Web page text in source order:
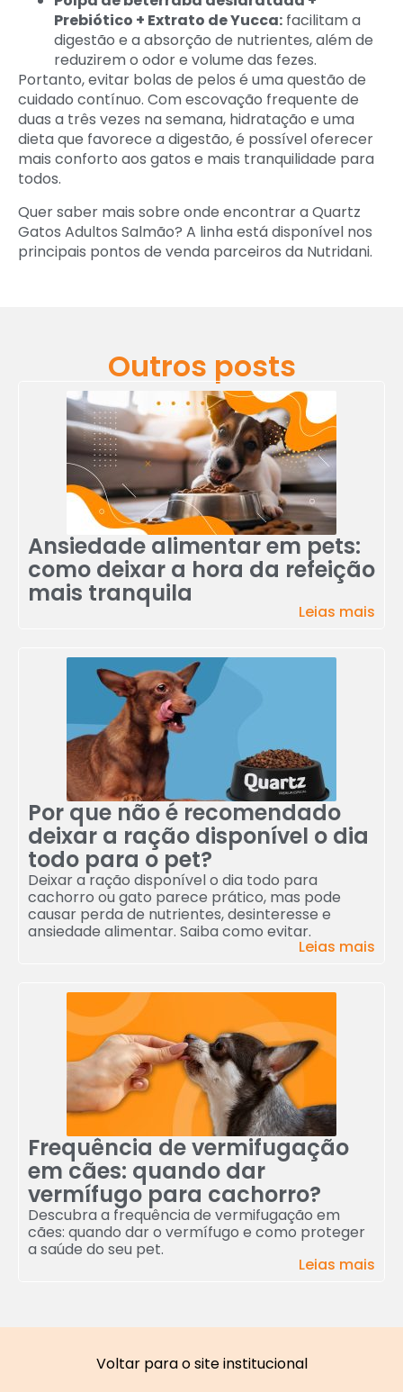
Prebiótico + Extrato de Yucca: facilitam a
digestão e a absorção de nutrientes, além de
reduzirem o odor e volume das fezes.
Portanto, evitar bolas de pelos é uma questão de
cuidado contínuo. Com escovação frequente de
duas a três vezes na semana, hidratação e uma
dieta que favorece a digestão, é possível oferecer
mais conforto aos gatos e mais tranquilidade para
todos.
Quer saber mais sobre onde encontrar a Quartz
Gatos Adultos Salmão? A linha está disponível nos
principais pontos de venda parceiros da Nutridani.
Outros posts
Ansiedade alimentar em pets:
como deixar a hora da refeição
mais tranquila
Leias mais
Por que não é recomendado
deixar a ração disponível o dia
todo para o pet?
Deixar a ração disponível o dia todo para
cachorro ou gato parece prático, mas pode
causar perda de nutrientes, desinteresse e
ansiedade alimentar. Saiba como evitar.
Leias mais
Frequência de vermifugação
em cães: quando dar
vermífugo para cachorro?
Descubra a frequência de vermifugação em
cães: quando dar o vermífugo e como proteger
a saúde do seu pet.
Leias mais
Voltar para o site institucional